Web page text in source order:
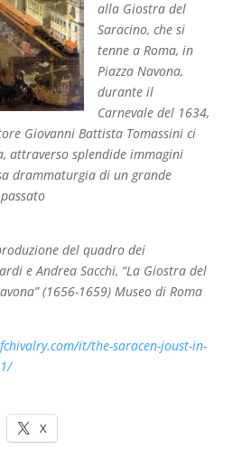
alla Giostra del
Saracino, che si
tenne a Roma, in
Piazza Navona,
durante il
Carnevale del 1634,
Giovanni Battista Tomassini ci
attraverso splendide immagini
drammaturgia di un grande
del quadro dei
e Andrea Sacchi, “La Giostra del
(1656-1659) Museo di Roma
it/the-saracen-joust-in-
X